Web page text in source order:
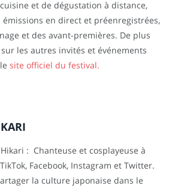
et de dégustation à distance,
en direct et préenregistrées,
et des avant-premières. De plus
les autres invités et événements
site officiel du festival.
: Chanteuse et cosplayeuse à
Facebook, Instagram et Twitter.
la culture japonaise dans le